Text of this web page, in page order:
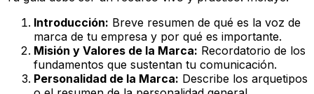
Introducción: Breve resumen de qué es la voz de
marca de tu empresa y por qué es importante.
Misión y Valores de la Marca: Recordatorio de los
fundamentos que sustentan tu comunicación.
Personalidad de la Marca: Describe los arquetipos